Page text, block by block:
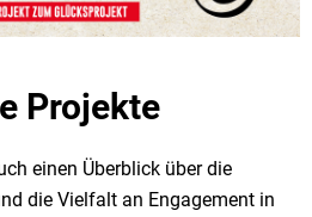
Projekte
einen Überblick über die
die Vielfalt an Engagement in